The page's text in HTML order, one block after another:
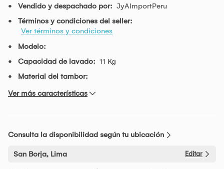
Vendido y despachado por: JyAImportPeru
Términos y condiciones del seller:
Ver términos y condiciones
Modelo:
Capacidad de lavado: 11 Kg
Material del tambor:
Ver más características
Consulta la disponibilidad según tu ubicación
San Borja, Lima Editar